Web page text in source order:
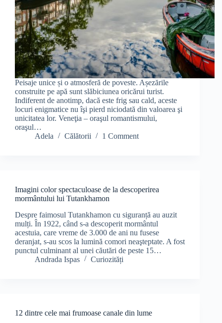
Peisaje unice și o atmosferă de poveste. Așezările
construite pe apă sunt slăbiciunea oricărui turist.
Indiferent de anotimp, dacă este frig sau cald, aceste
locuri enigmatice nu îşi pierd niciodată din valoarea şi
unicitatea lor. Veneţia – oraşul romantismului,
oraşul…
Adela
Călătorii 1 Comment
Imagini color spectaculoase de la descoperirea
mormântului lui Tutankhamon
Despre faimosul Tutankhamon cu siguranță au auzit
mulți. În 1922, când s-a descoperit mormântul
acestuia, care vreme de 3.000 de ani nu fusese
deranjat, s-au scos la lumină comori neaşteptate. A fost
punctul culminant al unei căutări de peste 15…
Andrada Ispas
Curiozități
12 dintre cele mai frumoase canale din lume